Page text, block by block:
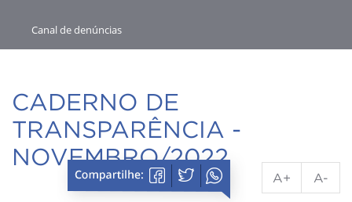
Canal de denúncias
CADERNO DE
TRANSPARÊNCIA -
NOVEMBRO/2022
A+ A-